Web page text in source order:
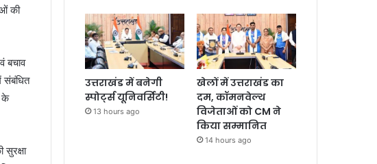
की
बचाव
संबंधित
के
सुरक्षा
उत्तराखंड में बनेगी
स्पोर्ट्स यूनिवर्सिटी!
13 hours ago
खेलों में उत्तराखंड का
दम, कॉमनवेल्थ
विजेताओं को CM ने
किया सम्मानित
14 hours ago